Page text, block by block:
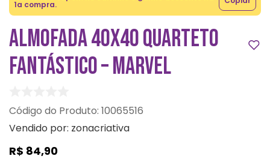
1a compra.
ALMOFADA 40X40 QUARTETO
FANTÁSTICO – MARVEL
: 10065516
Vendido por: zonacriativa
R$ 84,90